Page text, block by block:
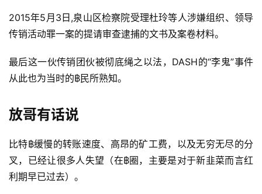
2015年5月3日,泉山区检察院受理杜玲等人涉嫌组织、领导
传销活动罪一案的提请审查逮捕的文书及案卷材料。
最后这一伙传销团伙被彻底绳之以法，DASH的“李鬼”事件
从此也为当时的฿民所熟知。
放哥有话说
比特฿缓慢的转账速度、高昂的矿工费，以及无穷无尽的分
叉，已经让很多人失望（在฿圈，主要是对于新韭菜而言红
利期早已过去）。